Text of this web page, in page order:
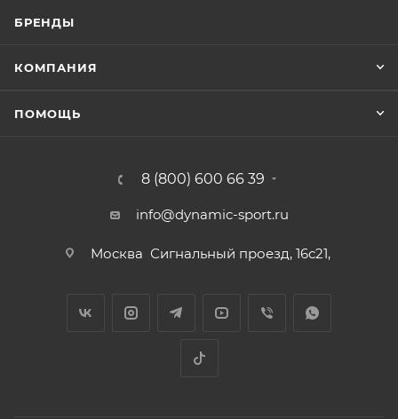
БРЕНДЫ
КОМПАНИЯ
ПОМОЩЬ
8 (800) 600 66 39
info@dynamic-sport.ru
Москва Сигнальный проезд, 16с21,